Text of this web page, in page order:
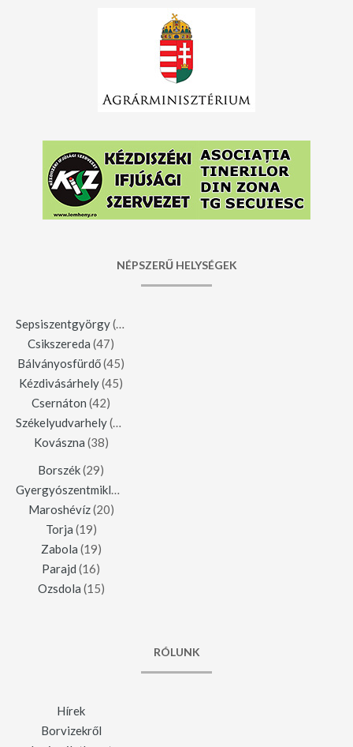
NÉPSZERŰ HELYSÉGEK
Sepsiszentgyörgy(123)
Csikszereda (47)
Bálványosfürdő(45)
Kézdivásárhely(45)
Csernáton (42)
Székelyudvarhely(42)
Kovászna (38)
Borszék(29)
Gyergyószentmiklós
Maroshévíz(20)
Torja (19)
Zabola (19)
Parajd (16)
Ozsdola (15)
RÓLUNK
Hírek
Borvizekről